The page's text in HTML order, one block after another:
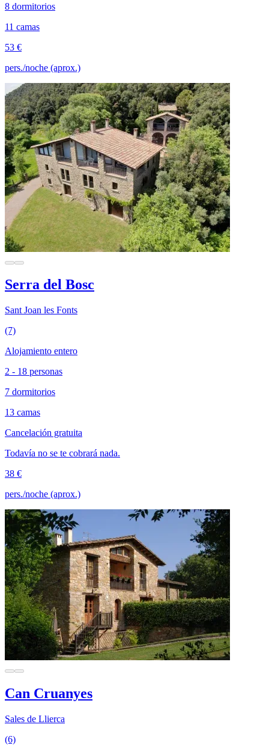
8 dormitorios
11 camas
53 €
pers./noche (aprox.)
Serra del Bosc
Sant Joan les Fonts
(7)
Alojamiento entero
2 - 18 personas
7 dormitorios
13 camas
Cancelación gratuita
Todavía no se te cobrará nada.
38 €
pers./noche (aprox.)
Can Cruanyes
Sales de Llierca
(6)